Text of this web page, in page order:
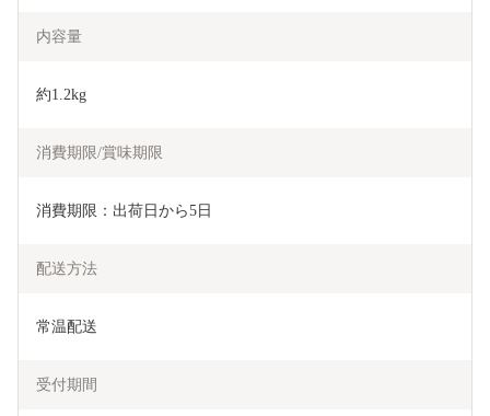
内容量
約1.2kg
消費期限/賞味期限
消費期限：出荷日から5日
配送方法
常温配送
受付期間